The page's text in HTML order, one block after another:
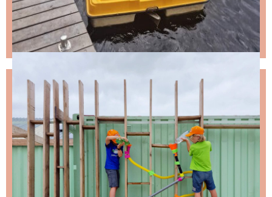
NIKS LEUKS MISSEN?
Schrijf je in voor de nieuwsbrief, dan stuur ik je
ongeveer twee keer per maand een leuke mail.
Stap 1 – vul je emailadres in en klik op de knop: